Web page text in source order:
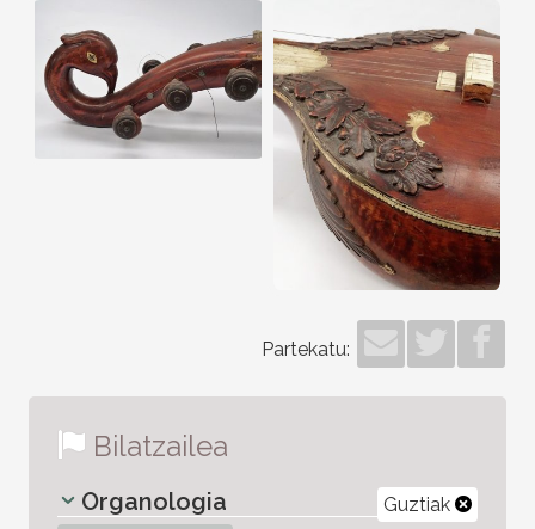
Partekatu:
Bilatzailea
Guztiak
Organologia